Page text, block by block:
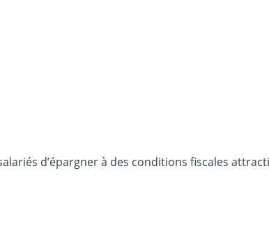
d’épargner à des conditions fiscales